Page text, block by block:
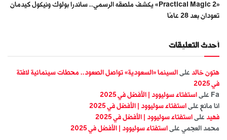
«Practical Magic 2» يكشف ملصقه الرسمي.. ساندرا بولوك ونيكول كيدمان
تعودان بعد 28 عامًا
أحدث التعليقات
هتون خالد على السينما «السعودية» تواصل الصعود.. محطات سينمائية لافتة
في 2025
Fa على استفتاء سوليوود | الأفضل في 2025
انا مانع على استفتاء سوليوود | الأفضل في 2025
فهيد على استفتاء سوليوود | الأفضل في 2025
محمد العجمي على استفتاء سوليوود | الأفضل في 2025